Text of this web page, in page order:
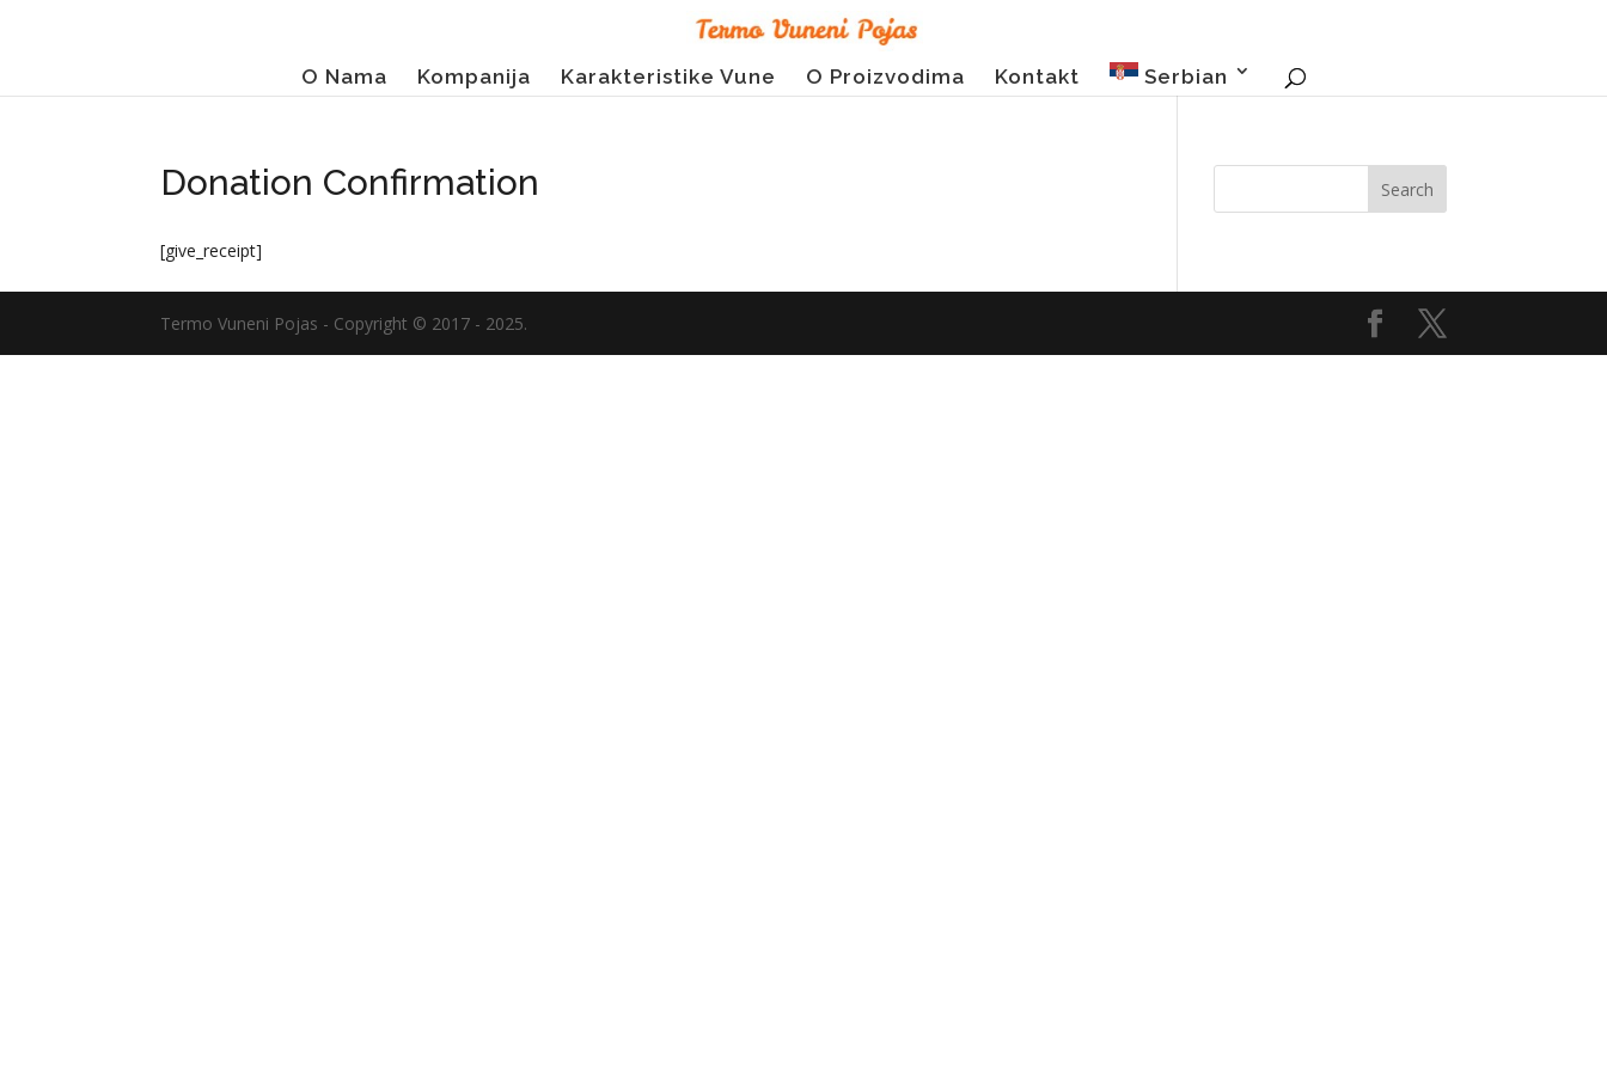
O Nama Kompanija Karakteristike Vune O Proizvodima Kontakt Serbian
Donation Confirmation
[give_receipt]
Termo Vuneni Pojas - Copyright © 2017 - 2025.